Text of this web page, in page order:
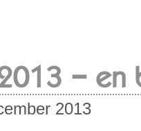
– en
2013